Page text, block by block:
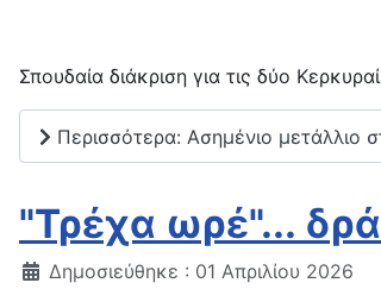
Σπουδαία διάκριση για τις δύο
Περισσότερα: Ασημένιο μετάλλιο
"Τρέχα ωρέ"...
Δημοσιεύθηκε : 01 Απριλίου 2026